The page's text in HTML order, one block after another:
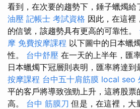
看到，在次要的趨勢下，錘子蠟燭給
油壓 記帳士 考試資格 因此，在這裡
的信號，該趨勢具有更高的可靠性。
摩 免費按摩課程 以下圖中的日本蠟
性。 台中舒壓 在一天的上半年，匯
日本蠟燭下冠層則表明，匯率將達到
按摩課程 台中五十肩筋膜 local seo
平的客戶將導致強勁上升，這將股票
高。 台中 筋膜刀 但是，在這裡，大